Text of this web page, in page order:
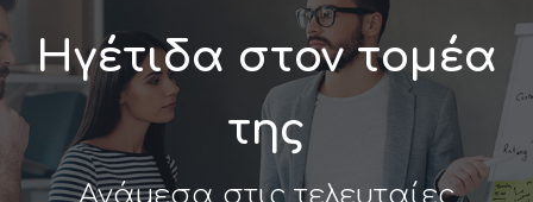
Ωφέλη
Το φιλικότερο περιβάλλον
εργασίας.